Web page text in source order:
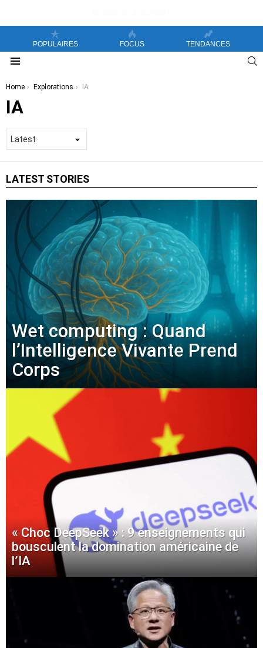
POPULAIRES FOCUS TENDANCES
You are here:
Home Explorations IA
IA
LATEST STORIES
Wet computing : Quand
l’Intelligence Vivante Prend
Corps
« Choc DeepSeek » : 9 enseignements qui
bousculent la domination américaine de
l’IA